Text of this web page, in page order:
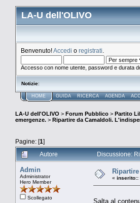
LA-U dell'OLIVO
Benvenuto!Accedi o registrati
Accesso con nome utente, password e durata
Notizie:
HOME GUIDA RICERCA AGENDA
LA-U dell'OLIVO > Forum Pubblico > Partito
emergenze. > Ripartire da Camaldoli.
Pagine: [1]
Autore
Discussione:
Admin
Administrator
Hero Member
Scollegato
« inserito::
Salta al